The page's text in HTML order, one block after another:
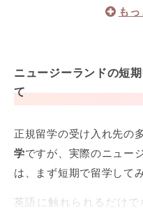
上の学費の学校もありま
学校名
ランギトトカレッジ（公
セントアンドリュースカ
ニュージーランドの短期
て
正規留学の受け入れ先の
学ですが、実際のニュー
は、まず短期で留学して
英語に触れられるだけで